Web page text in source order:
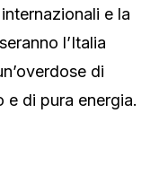
e la
l’Italia
di
e di pura energia.